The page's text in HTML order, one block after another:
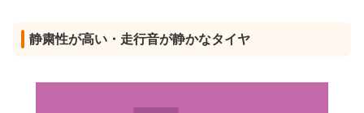
静粛性が高い・走行音が静かなタイヤ